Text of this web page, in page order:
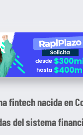
fintech nacida en
del sistema